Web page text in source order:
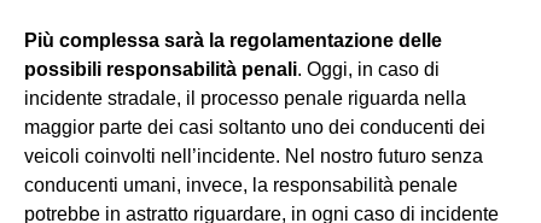
Più complessa sarà la regolamentazione delle
possibili responsabilità penali. Oggi, in caso di
incidente stradale, il processo penale riguarda nella
maggior parte dei casi soltanto uno dei conducenti dei
veicoli coinvolti nell’incidente. Nel nostro futuro senza
conducenti umani, invece, la responsabilità penale
potrebbe in astratto riguardare, in ogni caso di incidente